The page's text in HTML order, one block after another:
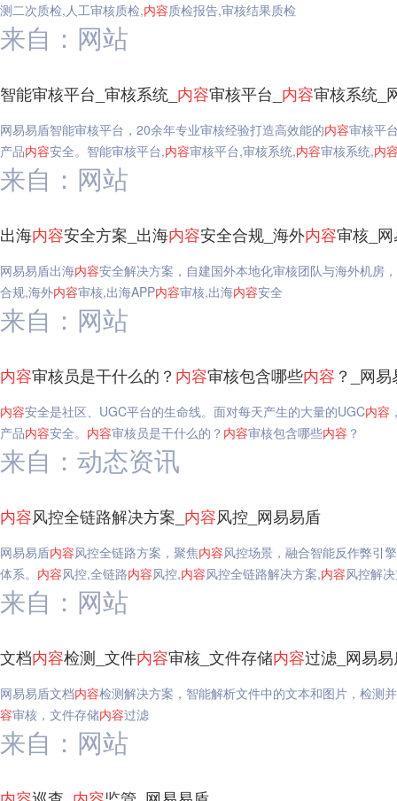
测二次质检,人工审核质检,内容质检报告,审核结果质检
来自：网站
智能审核平台_审核系统_ 内容审核平台_ 内容审核系统_
网易易盾智能审核平台，20余年专业审核经验打造高效能的内容审核平
产品内容安全。智能审核平台,内容审核平台,审核系统,内容审核系统,内
来自：网站
出海内容安全方案_出海内容安全合规_海外内容审核_
网易易盾出海内容安全解决方案，自建国外本地化审核团队与海外机房
合规,海外内容审核,出海APP内容审核,出海内容安全
来自：网站
内容审核员是干什么的？ 内容审核包含哪些内容 ？_网
内容安全是社区、UGC平台的生命线。面对每天产生的大量的UGC内容
产品内容安全。 内容审核员是干什么的？ 内容审核包含哪些内容 ？
来自：动态资讯
内容风控全链路解决方案_ 内容风控_网易易盾
网易易盾内容风控全链路方案，聚焦内容风控场景，融合智能反作弊引
体系。 内容风控,全链路内容风控,内容风控全链路解决方案,内容风控解
来自：网站
文档内容检测_文件内容审核_文件存储内容过滤_网易
网易易盾文档内容检测解决方案，智能解析文件中的文本和图片，检测
容审核，文件存储内容过滤
来自：网站